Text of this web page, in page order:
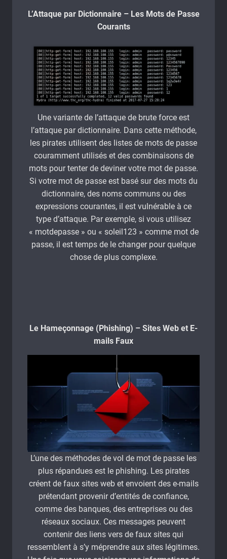
L’Attaque par Dictionnaire – Les Mots de Passe
Courants
Une variante de l’attaque de brute force est
l’attaque par dictionnaire. Dans cette méthode,
les pirates utilisent des listes de mots de passe
couramment utilisés et des combinaisons de
mots pour tenter de deviner votre mot de passe.
Si votre mot de passe est basé sur des mots du
dictionnaire, des noms communs ou des
expressions courantes, il est vulnérable à ce
type d’attaque. Par exemple, si vous utilisez
« motdepasse » ou « soleil123 » comme mot de
passe, il est temps de le changer pour quelque
chose de plus complexe.
Le Hameçonnage (Phishing) – Sites Web et E-
mails Faux
L’une des méthodes de vol de mot de passe les
plus répandues est le phishing. Les pirates
créent de faux sites web et envoient des e-mails
prétendant provenir d’entités de confiance,
comme des banques, des entreprises ou des
réseaux sociaux. Ces messages peuvent
contenir des liens vers de faux sites qui
ressemblent à s’y méprendre aux sites légitimes.